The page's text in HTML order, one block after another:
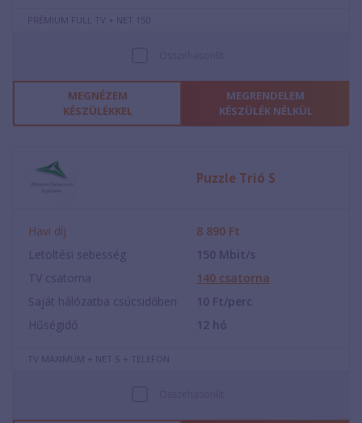
PRÉMIUM FULL TV + NET 150
MEGNÉZEM
KÉSZÜLÉKKEL
MEGRENDELEM
KÉSZÜLÉK NÉLKÜL
Puzzle Trió S
Havi díj 8 890 Ft
Letöltési sebesség
150 Mbit/s
TV csatorna
140 csatorna
Saját hálózatba csúcsidőben
10 Ft/perc
Hűségidő
12 hó
TV MAXIMUM + NET S + TELEFON